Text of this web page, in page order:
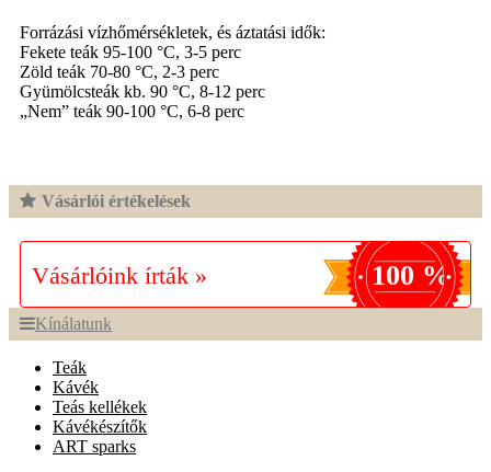
Forrázási vízhőmérsékletek, és áztatási idők:
Fekete teák 95-100 °C, 3-5 perc
Zöld teák 70-80 °C, 2-3 perc
Gyümölcsteák kb. 90 °C, 8-12 perc
„Nem” teák 90-100 °C, 6-8 perc
Vásárlói értékelések
Vásárlóink írták » 100 %
Kínálatunk
Teák
Kávék
Teás kellékek
Kávékészítők
ART sparks